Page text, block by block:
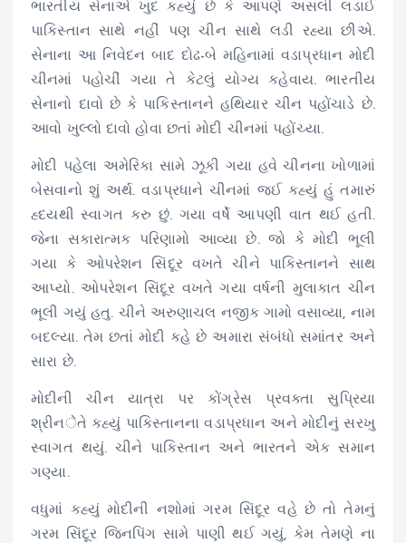
ભારતીય સેનાએ ખુદ કહ્યું છે કે આપણે અસલી લડાઈ
પાકિસ્તાન સાથે નહીં પણ ચીન સાથે લડી રહ્યા છીએ.
સેનાના આ નિવેદન બાદ દોઢ-બે મહિનામાં વડાપ્રધાન મોદી
ચીનમાં પહોચીં ગયા તે કેટલું યોગ્ય કહેવાય. ભારતીય
સેનાનો દાવો છે કે પાકિસ્તાનને હથિયાર ચીન પહોંચાડે છે.
આવો ખુલ્લો દાવો હોવા છતાં મોદી ચીનમાં પહોંચ્યા.
મોદી પહેલા અમેરિકા સામે ઝૂકી ગયા હવે ચીનના ખોળામાં
બેસવાનો શું અર્થ. વડાપ્રધાને ચીનમાં જઈ કહ્યું હું તમારું
હ્દયથી સ્વાગત કરુ છું. ગયા વર્ષે આપણી વાત થઈ હતી.
જેના સકારાત્મક પરિણામો આવ્યા છે. જો કે મોદી ભૂલી
ગયા કે ઓપરેશન સિંદૂર વખતે ચીને પાકિસ્તાનને સાથ
આપ્યો. ઓપરેશન સિંદૂર વખતે ગયા વર્ષની મુલાકાત ચીન
ભૂલી ગયું હતુ. ચીને અરુણાચલ નજીક ગામો વસાવ્યા, નામ
બદલ્યા. તેમ છતાં મોદી કહે છે અમારા સંબંધો સમાંતર અને
સારા છે.
મોદીની ચીન યાત્રા પર કોંગ્રેસ પ્રવક્તા સુપ્રિયા
શ્રીનेતે કહ્યું પાકિસ્તાનના વડાપ્રધાન અને મોદીનું સરખુ
સ્વાગત થયું. ચીને પાકિસ્તાન અને ભારતને એક સમાન
ગણ્યા.
વધુમાં કહ્યું મોદીની નશોમાં ગરમ સિંદૂર વહે છે તો તેમનું
ગરમ સિંદૂર જિનપિંગ સામે પાણી થઈ ગયું, કેમ તેમણે ના